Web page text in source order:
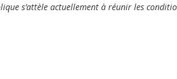
s’attèle actuellement à réunir les